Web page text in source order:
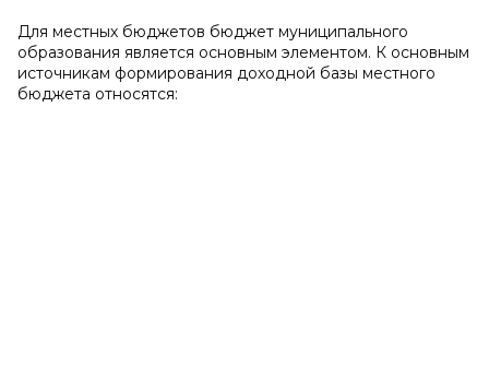
Для местных бюджетов бюджет муниципального
образования является основным элементом. К основным
источникам формирования доходной базы местного
бюджета относятся: